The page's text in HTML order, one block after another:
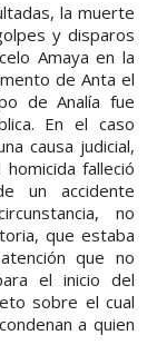
la muerte
y disparos
Amaya en la
de Anta el
de Analía fue
En el caso
causa judicial,
falleció
un accidente
no
que estaba
que no
el inicio del
sobre el cual
a quien